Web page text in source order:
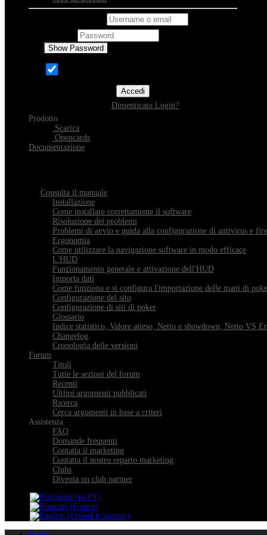
Show Password
Accedi
Dimenticato Login?
Prodotto
Scarica
Opencards
Documentazione
Consulta il manuale
Installazione
Come installare correttamente il software
Risoluzione dei problemi
Problemi di avvio e guida alla configurazione di antivirus e
Ergonomia
Come utilizzare la navigazione software in modo efficace
L'HUD
Funzionamento generale e attivazione dell'HUD
Importa dati
Come funziona e si configura l'importazione delle mani di
Configurazione del sito
Configurazione di siti di poker
Glossario
Indice statistico, Valore atteso, Netto e showdown, Netto VS
Changelog
Cronologia delle versioni
Forum
Titoli
Tutte le sezioni del forum
Recenti
Ultimi argomenti pubblicati
Ricerca
Cerca argomenti in base a criteri
Assistenza
FAQ
Domande frequenti
Contatta il marketing
Contatta il nostro reparto marketing
Clubs
Diventa un club partner